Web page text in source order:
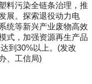
料污染全链条治理，推
展。探索退役动力电
统等新兴产业废物高效
式，加强资源再生产品
到30%以上。(发改
、工信局)